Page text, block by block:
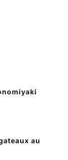
au